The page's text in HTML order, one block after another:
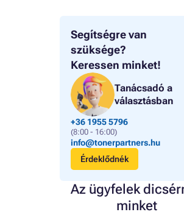
Segítségre van
szüksége?
Keressen minket!
Tanácsadó a
választásban
+36 1955 5796
(8:00 - 16:00)
info@tonerpartners.hu
Érdeklődnék
Az ügyfelek
minket